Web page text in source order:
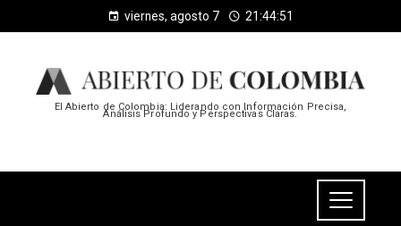
viernes, agosto 7 21:44:52
El Abierto de Colombia: Liderando con Información Precisa,
Análisis Profundo y Perspectivas Claras.